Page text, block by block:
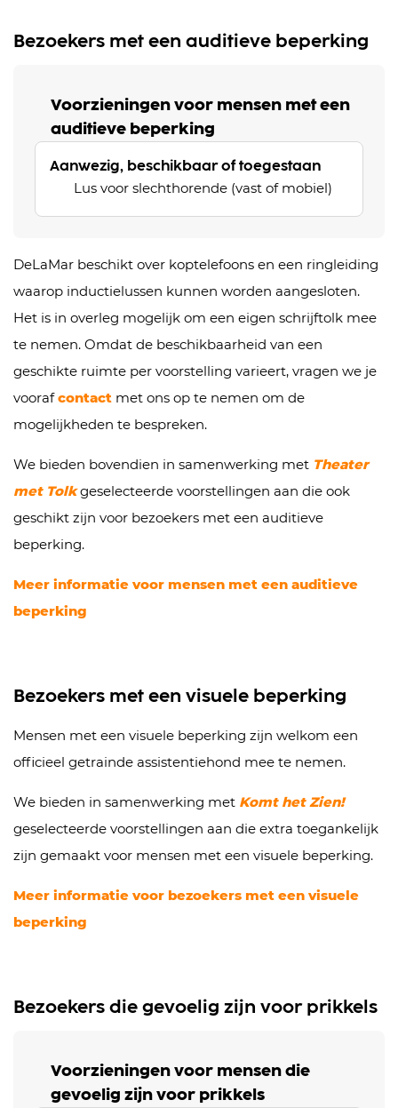
Bezoekers met een auditieve beperking
Voorzieningen voor mensen met een
auditieve beperking
Aanwezig, beschikbaar of toegestaan
Lus voor slechthorende (vast of mobiel)
DeLaMar beschikt over koptelefoons en een ringleiding
waarop inductielussen kunnen worden aangesloten.
Het is in overleg mogelijk om een eigen schrijftolk mee
te nemen. Omdat de beschikbaarheid van een
geschikte ruimte per voorstelling varieert, vragen we je
voorafcontact met ons op te nemen om de
mogelijkheden te bespreken.
We bieden bovendien in samenwerking met Theater
met Tolkgeselecteerde voorstellingen aan die ook
geschikt zijn voor bezoekers met een auditieve
beperking.
Meer informatie voor mensen met een auditieve
beperking
Bezoekers met een visuele beperking
Mensen met een visuele beperking zijn welkom een
officieel getrainde assistentiehond mee te nemen.
We bieden in samenwerking met Komt het Zien!
geselecteerde voorstellingen aan die extra toegankelijk
zijn gemaakt voor mensen met een visuele beperking.
Meer informatie voor bezoekers met een visuele
beperking
Bezoekers die gevoelig zijn voor prikkels
Voorzieningen voor mensen die
gevoelig zijn voor prikkels